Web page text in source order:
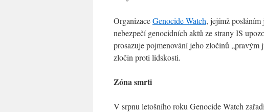
OrganizaceGenocide Watch, jejímž posláním
nebezpečí genocidních aktů ze strany IS
prosazuje pojmenování jeho zločinů
zločin proti lidskosti.
Zóna smrti
V srpnu letošního roku Genocide Watch